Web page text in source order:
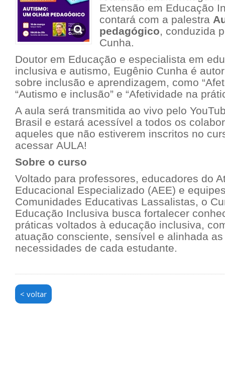
Extensão em Educação
contará com a palestra
pedagógico, conduzida
Cunha.
Doutor em Educação e especialista em
inclusiva e autismo, Eugênio Cunha é
sobre inclusão e aprendizagem, como
“Autismo e inclusão” e “Afetividade na
A aula será transmitida ao vivo pelo
Brasil e estará acessível a todos os
aqueles que não estiverem inscritos no
acessar AULA!
Sobre o curso
Voltado para professores, educadores do
Educacional Especializado (AEE) e
Comunidades Educativas Lassalistas, o
Educação Inclusiva busca fortalecer
práticas voltados à educação inclusiva,
atuação consciente, sensível e alinhada
necessidades de cada estudante.
< voltar